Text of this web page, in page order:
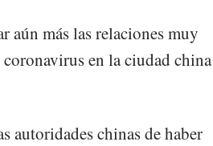
aún más las relaciones muy
en la ciudad china
autoridades chinas de haber